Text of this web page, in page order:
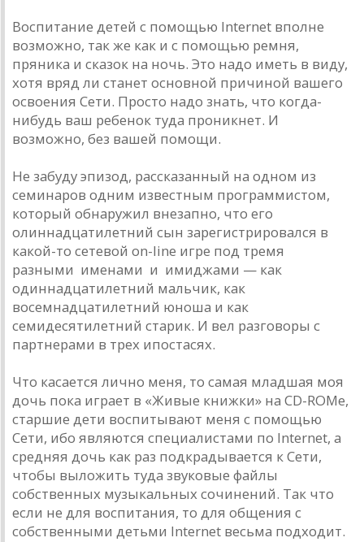
Воспитание детей с помощью Internet вполне
возможно, так же как и с помощью ремня,
пряника и сказок на ночь. Это надо иметь в виду,
хотя вряд ли станет основной причиной вашего
освоения Сети. Просто надо знать, что когда-
нибудь ваш ребенок туда проникнет. И
возможно, без вашей помощи.
Не забуду эпизод, рассказанный на одном из
семинаров одним известным программистом,
который обнаружил внезапно, что его
олиннадцатилетний сын зарегистрировался в
какой-то сетевой on-line игре под тремя
разными именами и имиджами — как
одиннадцатилетний мальчик, как
восемнадцатилетний юноша и как
семидесятилетний старик. И вел разговоры с
партнерами в трех ипостасях.
Что касается лично меня, то самая младшая моя
дочь пока играет в «Живые книжки» на CD-ROMе,
старшие дети воспитывают меня с помощью
Сети, ибо являются специалистами по Internet, а
средняя дочь как раз подкрадывается к Сети,
чтобы выложить туда звуковые файлы
собственных музыкальных сочинений. Так что
если не для воспитания, то для общения с
собственными детьми Internet весьма подходит.